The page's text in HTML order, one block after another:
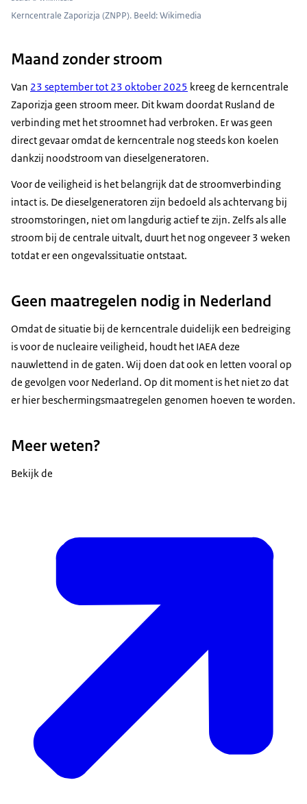
Kerncentrale Zaporizja (ZNPP). Beeld: Wikimedia
Maand zonder stroom
Van 23 september tot 23 oktober 2025 kreeg de kerncentrale
Zaporizja geen stroom meer. Dit kwam doordat Rusland de
verbinding met het stroomnet had verbroken. Er was geen
direct gevaar omdat de kerncentrale nog steeds kon koelen
dankzij noodstroom van dieselgeneratoren.
Voor de veiligheid is het belangrijk dat de stroomverbinding
intact is. De dieselgeneratoren zijn bedoeld als achtervang bij
stroomstoringen, niet om langdurig actief te zijn. Zelfs als alle
stroom bij de centrale uitvalt, duurt het nog ongeveer 3 weken
totdat er een ongevalssituatie ontstaat.
Geen maatregelen nodig in Nederland
Omdat de situatie bij de kerncentrale duidelijk een bedreiging
is voor de nucleaire veiligheid, houdt het IAEA deze
nauwlettend in de gaten. Wij doen dat ook en letten vooral op
de gevolgen voor Nederland. Op dit moment is het niet zo dat
er hier beschermingsmaatregelen genomen hoeven te worden.
Meer weten?
Bekijk de